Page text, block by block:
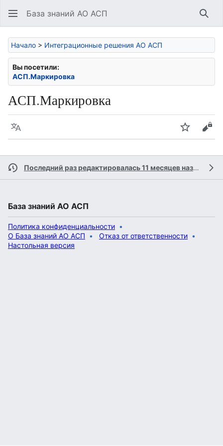
База знаний АО АСП
Начало > Интеграционные решения АО АСП
Вы посетили:
АСП.Маркировка
АСП.Маркировка
Язык Следить
Последний раз редактировалась 11 месяцев назад
База знаний АО АСП
Политика конфиденциальности
О База знаний АО АСП
Отказ от ответственности
Настольная версия